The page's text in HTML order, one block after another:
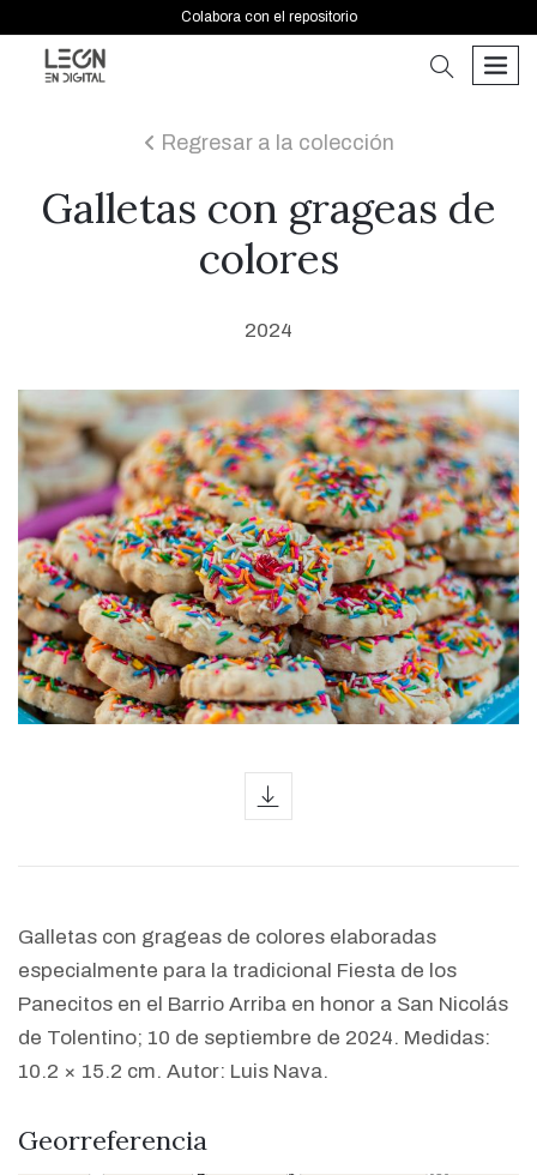
Colabora con el repositorio
buscar
icon
Regresar a la colección
Galletas con grageas de
colores
2024
Galletas con grageas de colores elaboradas
especialmente para la tradicional Fiesta de los
Panecitos en el Barrio Arriba en honor a San Nicolás
de Tolentino; 10 de septiembre de 2024. Medidas:
10.2 × 15.2 cm. Autor: Luis Nava.
Georreferencia